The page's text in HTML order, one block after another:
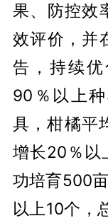
果、防控效
效评价，并
告，持续
90％以上
具，柑橘平
增长20％以
功培育500
以上10个，